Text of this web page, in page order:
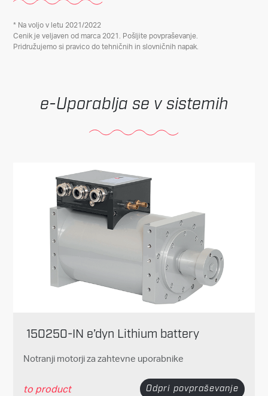
* Na voljo v letu 2021/2022
Cenik je veljaven od marca 2021. Pošljite povpraševanje.
Pridružujemo si pravico do tehničnih in slovničnih napak.
Uporablja se v sistemih
150250-IN e’dyn Lithium battery
Notranji motorji za zahtevne uporabnike
to product Odpri povpraševanje